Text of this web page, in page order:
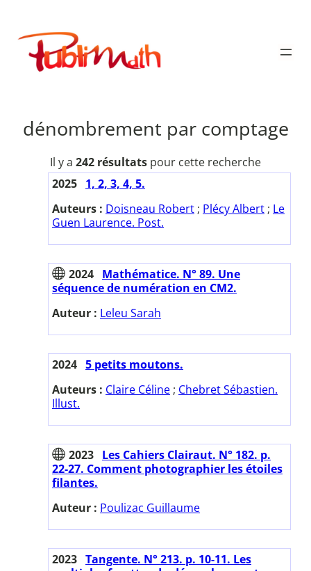
contenu
Publimath
dénombrement par comptage
Il y a 242 résultats pour cette recherche
2025 1, 2, 3, 4, 5.
Auteurs : Doisneau Robert ; Plécy Albert ; Le
Guen Laurence. Post.
2024 Mathématice. N° 89. Une
séquence de numération en CM2.
Auteur : Leleu Sarah
2024 5 petits moutons.
Auteurs : Claire Céline ; Chebret Sébastien.
Illust.
2023 Les Cahiers Clairaut. N° 182. p.
22-27. Comment photographier les étoiles
filantes.
Auteur : Poulizac Guillaume
2023 Tangente. N° 213. p. 10-11. Les